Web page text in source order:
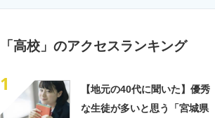
「高校」のアクセスランキング
1
【地元の40代に聞いた】優秀
な生徒が多いと思う「宮城県